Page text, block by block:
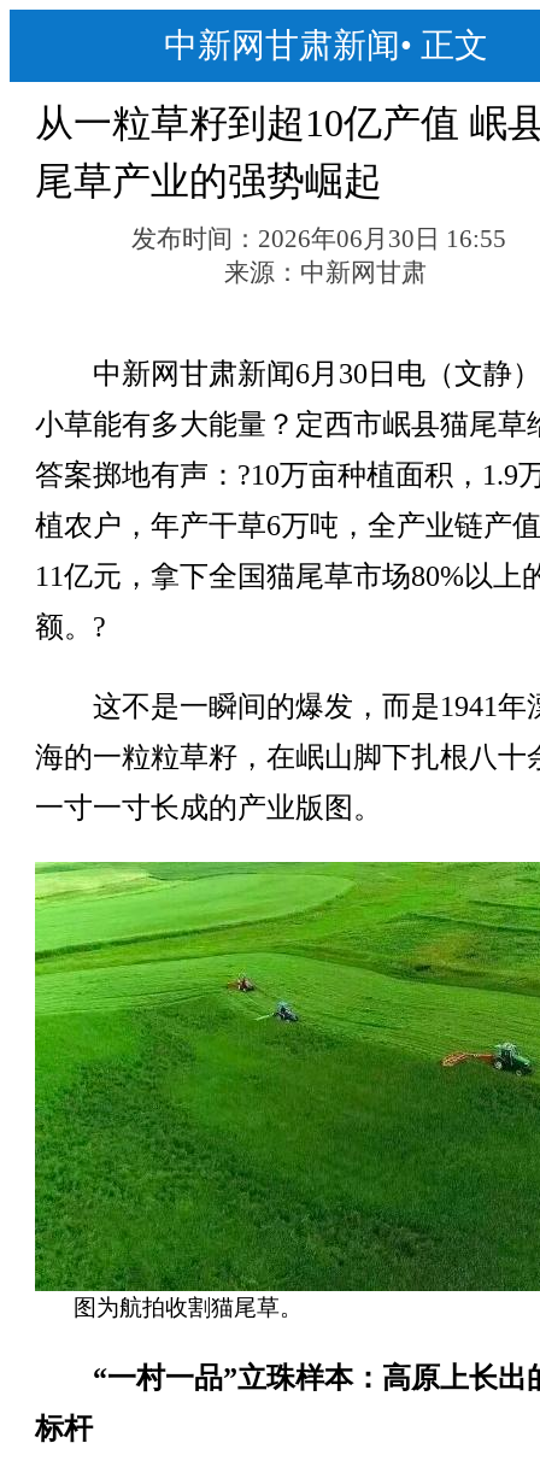
中新网甘肃新闻• 正文
从一粒草籽到超10亿产值 岷
尾草产业的强势崛起
发布时间： 2026年06月30日 16:55
来源： 中新网甘肃
中新网甘肃新闻6月30日电（文静
小草能有多大能量？定西市岷县猫尾草
答案掷地有声：?10万亩种植面积，1.9
植农户，年产干草6万吨，全产业链产
11亿元，拿下全国猫尾草市场80%以上
额。?
这不是一瞬间的爆发，而是1941年
海的一粒粒草籽，在岷山脚下扎根八十
一寸一寸长成的产业版图。
图为航拍收割猫尾草。
“一村一品”立珠样本：高原上长出
标杆